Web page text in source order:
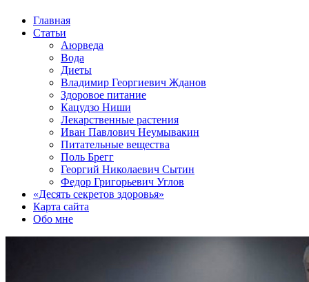
Главная
Статьи
Аюрведа
Вода
Диеты
Владимир Георгиевич Жданов
Здоровое питание
Кацудзо Ниши
Лекарственные растения
Иван Павлович Неумывакин
Питательные вещества
Поль Брегг
Георгий Николаевич Сытин
Федор Григорьевич Углов
«Десять секретов здоровья»
Карта сайта
Обо мне